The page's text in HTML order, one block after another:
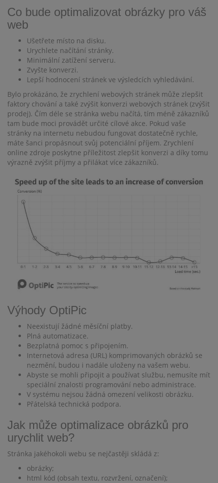
Co bude optimalizovat obrázky pro váš
web
Ušetřete místo na disku.
Urychlete načítání stránky.
Minimální zatížení serveru.
Zvyšte konverzi.
Lepší hodnocení stránek ve výsledcích vyhledávání.
Bylo prokázáno, že zrychlení webových stránek může zlepšit
faktory chování a také zvýšit konverzi webových stránek (zvýšit
prodej). Čím déle se stránka webu načítá, tím méně zákazníků
tam bude moci provádět určité cílové akce. Pokud vaše
stránky na internetu nebudou fungovat dostatečně rychle,
máte šanci propásnout svůj potenciální příjem. Zrychlení
online zdroje poskytne příležitost zlepšit konverzi a díky tomu
výrazně zvýšit příjmy a přilákat více zákazníků.
Výhody OptiPic
Neexistují žádné měsíční platby.
Plná automatizace.
Bezplatná pomoc s připojením.
Internetová adresa (URL) komprimovaných obrázků se
nezmění, budou i nadále uloženy na vašem webu.
Abyste se mohli připojit a používat službu, nemusíte mít
speciální znalosti programování nebo administrace.
V systému nejsou žádná omezení velikosti obrázku.
Přátelská technická podpora.
Jak může optimalizace obrázků pro
urychlit web?
Stránka jakéhokoli webu se nejčastěji skládá z:
obrázky;
html kód (obsah textu, rozvržení, označení);